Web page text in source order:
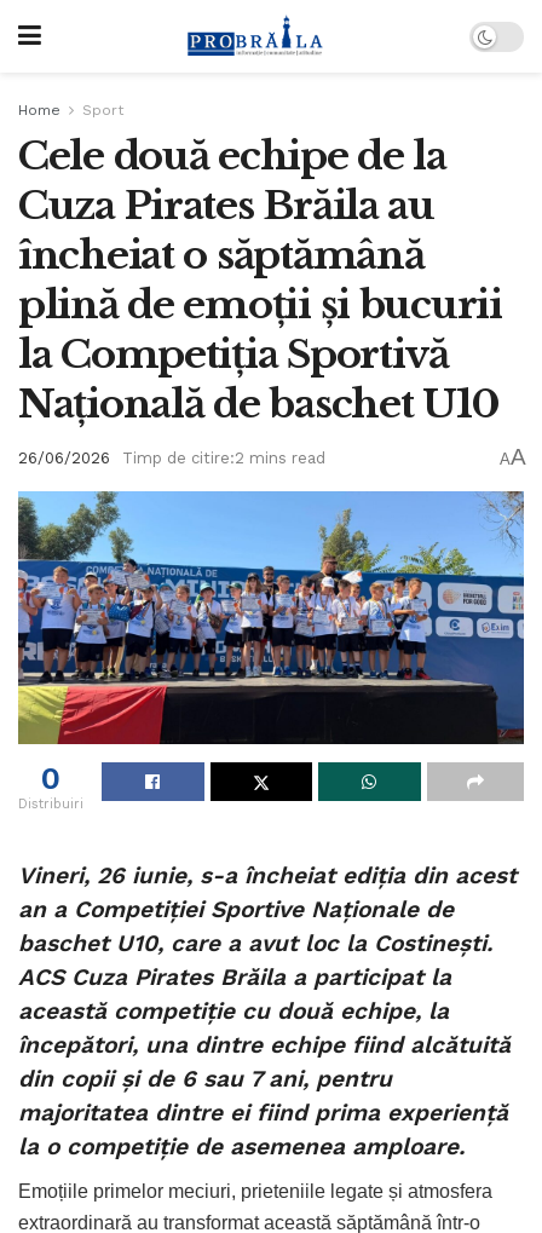
Home Sport
Cele două echipe de la
Cuza Pirates Brăila au
încheiat o săptămână
plină de emoții și bucurii
la Competiția Sportivă
Națională de baschet U10
26/06/2026 Timp de citire:2 mins read AA
0
Distribuiri
Vineri, 26 iunie, s-a încheiat ediția din acest
an a Competiției Sportive Naționale de
baschet U10, care a avut loc la Costinești.
ACS Cuza Pirates Brăila a participat la
această competiție cu două echipe, la
începători, una dintre echipe fiind alcătuită
din copii și de 6 sau 7 ani, pentru
majoritatea dintre ei fiind prima experiență
la o competiție de asemenea amploare.
Emoțiile primelor meciuri, prieteniile legate și atmosfera
extraordinară au transformat această săptămână într-o